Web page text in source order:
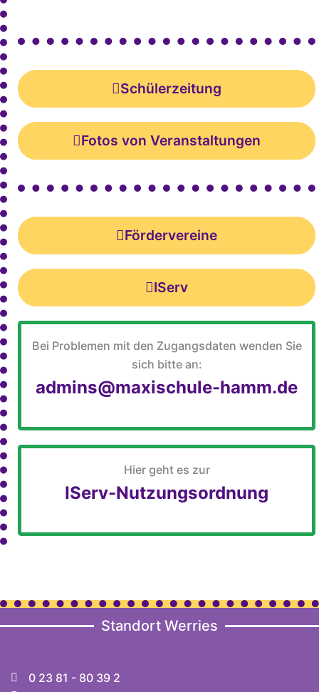
Schülerzeitung
Fotos von Veranstaltungen
Fördervereine
IServ
Bei Problemen mit den Zugangsdaten wenden Sie
sich bitte an:
admins@maxischule-hamm.de
Hier geht es zur
IServ-Nutzungsordnung
Standort Werries
0 23 81 - 80 39 2